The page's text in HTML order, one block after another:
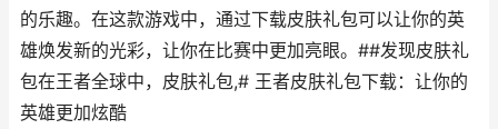
的乐趣。在这款游戏中，通过下载皮肤礼包可以让你的英
雄焕发新的光彩，让你在比赛中更加亮眼。##发现皮肤礼
包在王者全球中，皮肤礼包,# 王者皮肤礼包下载：让你的
英雄更加炫酷